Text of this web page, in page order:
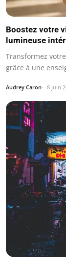
Boostez votre
lumineuse
Transformez
grâce à une
Audrey Caron 8 juin